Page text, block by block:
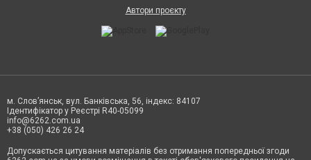
Автори проєкту
м. Слов’янськ, вул. Банківська, 56, індекс: 84107
Ідентифікатор у Реєстрі R40-05099
info@6262.com.ua
+38 (050) 426 26 24
Допускається цитування матеріалів без отримання попередньої згоди